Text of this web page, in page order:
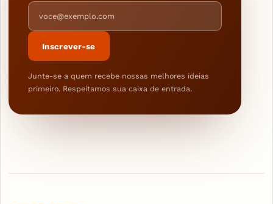
Endereço de e-mail
Inscrever-se
Junte-se a quem recebe nossas melhores ideias
primeiro. Respeitamos sua caixa de entrada.